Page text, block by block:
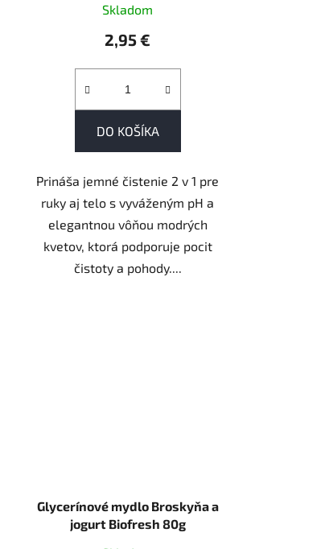
Skladom
2,95 €
DO KOŠÍKA
Prináša jemné čistenie 2 v 1 pre
ruky aj telo s vyváženým pH a
elegantnou vôňou modrých
kvetov, ktorá podporuje pocit
čistoty a pohody....
Glycerínové mydlo Broskyňa a
jogurt Biofresh 80g